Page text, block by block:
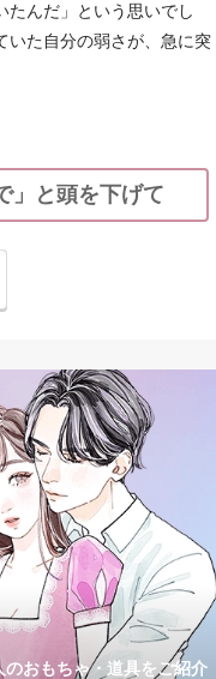
たんだ」という思いでし
いた自分の弱さが、急に突
」と頭を下げて
おもちゃ・道具をご紹介